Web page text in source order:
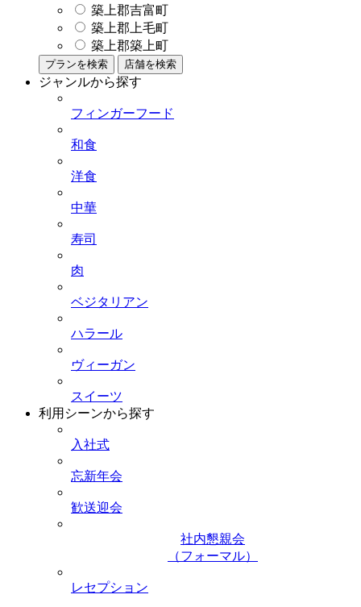
築上郡吉富町
築上郡上毛町
築上郡築上町
プランを検索 店舗を検索
ジャンルから探す
フィンガーフード
和食
洋食
中華
寿司
肉
ベジタリアン
ハラール
ヴィーガン
スイーツ
利用シーンから探す
入社式
忘新年会
歓送迎会
社内懇親会
（フォーマル）
レセプション